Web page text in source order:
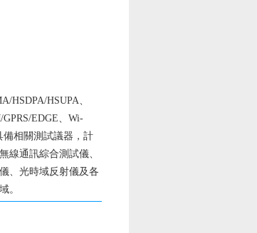
HSDPA/HSUPA、
EDGE、Wi-
備相關測試議器，計
線通訊綜合測試儀、
、光時域反射儀及各
。